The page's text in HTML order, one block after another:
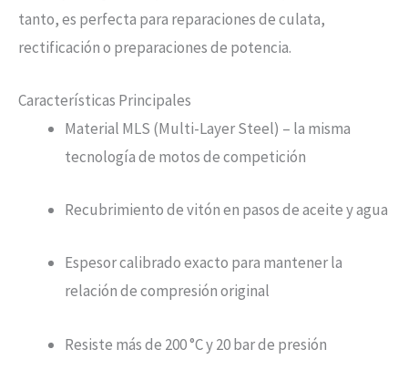
tanto, es perfecta para reparaciones de culata,
rectificación o preparaciones de potencia.
Características Principales
Material MLS (Multi-Layer Steel) – la misma
tecnología de motos de competición
Recubrimiento de vitón en pasos de aceite y agua
Espesor calibrado exacto para mantener la
relación de compresión original
Resiste más de 200 °C y 20 bar de presión